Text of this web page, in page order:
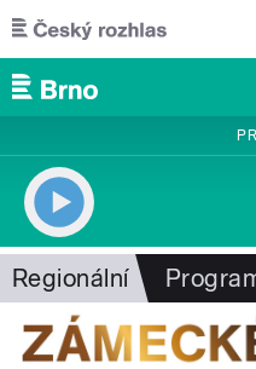
Přejít k hlavnímu obsahu
Regionální